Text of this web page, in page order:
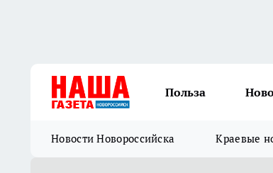
Польза
Новости Новороссийска Краевые